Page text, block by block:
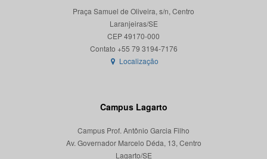
Praça Samuel de Oliveira, s/n, Centro
Laranjeiras/SE
CEP 49170-000
Localização
Campus Lagarto
Campus Prof. Antônio Garcia Filho
Av. Governador Marcelo Déda, 13, Centro
Lagarto/SE